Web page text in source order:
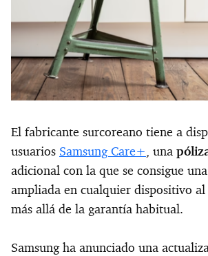
El fabricante surcoreano tiene a
usuarios Samsung Care+, una
adicional con la que se consigue
ampliada en cualquier dispositivo
más allá de la garantía habitual.
Samsung ha anunciado una